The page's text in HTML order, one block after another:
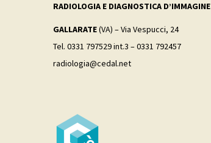
RADIOLOGIA E DIAGNOSTICA D’IMMAGINE
GALLARATE(VA) – Via Vespucci, 24
Tel. 0331 797529 int.3 – 0331 792457
radiologia@cedal.net